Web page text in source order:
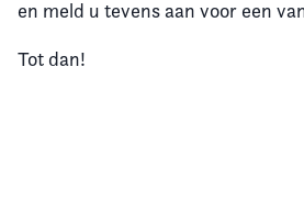
en meld u tevens aan voor een
Tot dan!